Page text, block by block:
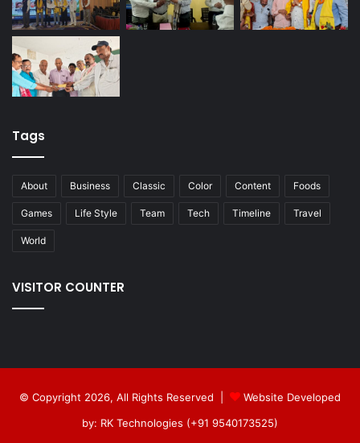
Tags
About Business Classic Color Content Foods
Games Life Style Team Tech Timeline Travel
World
VISITOR COUNTER
© Copyright 2026, All Rights Reserved |
Website Developed
by: RK Technologies (+91 9540173525)